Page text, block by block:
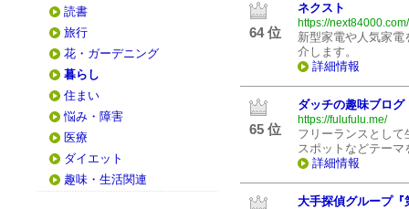
読書
旅行
花・ガーデニング
暮らし
住まい
悩み・障害
医療
ダイエット
趣味・生活関連
64 位
ネクスト
https://next84000.com/
新型家電や人気家
介します。
詳細情報
65 位
ダッチの趣味ブログ
https://fulufulu.me/
フリーランスとし
スポットなどテー
詳細情報
大手探偵グループ『